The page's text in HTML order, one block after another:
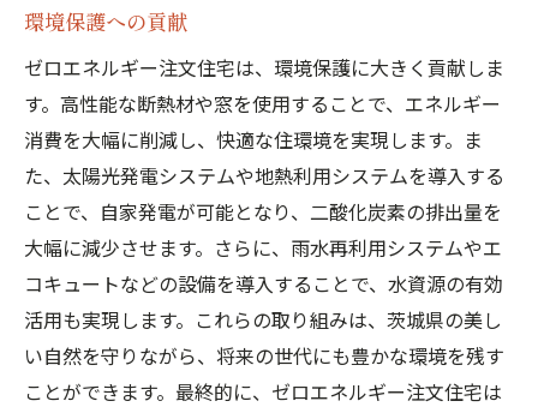
環境保護への貢献
ゼロエネルギー注文住宅は、環境保護に大きく貢献しま
す。高性能な断熱材や窓を使用することで、エネルギー
消費を大幅に削減し、快適な住環境を実現します。ま
た、太陽光発電システムや地熱利用システムを導入する
ことで、自家発電が可能となり、二酸化炭素の排出量を
大幅に減少させます。さらに、雨水再利用システムやエ
コキュートなどの設備を導入することで、水資源の有効
活用も実現します。これらの取り組みは、茨城県の美し
い自然を守りながら、将来の世代にも豊かな環境を残す
ことができます。最終的に、ゼロエネルギー注文住宅は